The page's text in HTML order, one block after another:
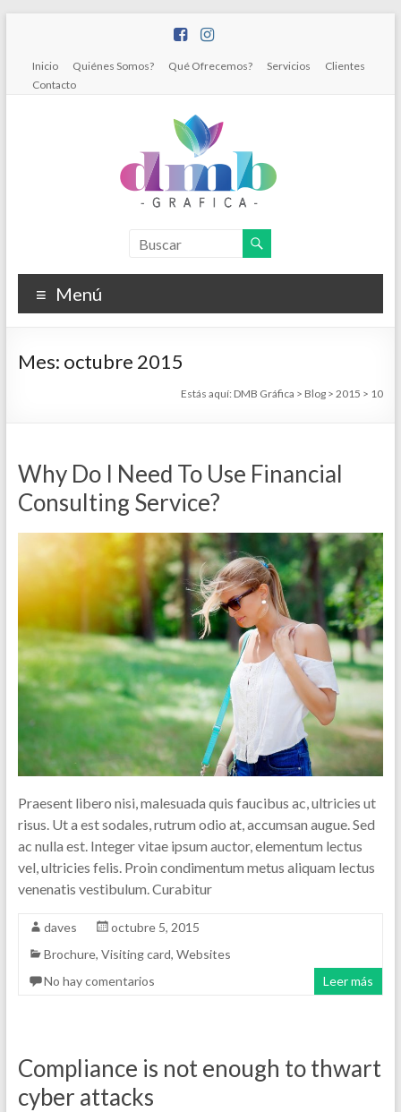
Inicio Quiénes Somos? Qué Ofrecemos? Servicios
Clientes
Contacto
Gráfica
Diseño
e
Menú
Mes: octubre 2015
Estás aquí: DMB Gráfica > Blog >2015 > 10
Why Do I Need To Use Financial
Consulting Service?
Praesent libero nisi, malesuada quis faucibus ac, ultricies ut
risus. Ut a est sodales, rutrum odio at, accumsan augue. Sed
ac nulla est. Integer vitae ipsum auctor, elementum lectus
vel, ultricies felis. Proin condimentum metus aliquam lectus
venenatis vestibulum. Curabitur
daves
octubre 5, 2015
Brochure, Visiting card, Websites
No hay comentarios
Leer más
Compliance is not enough to thwart
cyber attacks